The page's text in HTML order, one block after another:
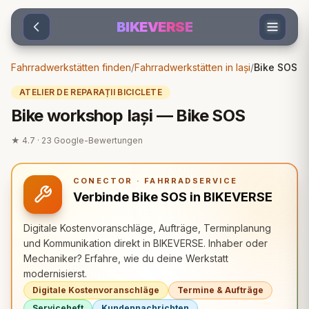
Sari la conținut
BIKEVERSE
Fahrradwerkstätten finden/Fahrradwerkstätten in Iași/Bike SOS
ATELIER DE REPARAȚII BICICLETE
Bike workshop Iași — Bike SOS
★ 4.7 · 23 Google-Bewertungen
CONECTOR · FAHRRADSERVICE
Verbinde Bike SOS in BIKEVERSE
Digitale Kostenvoranschläge, Aufträge, Terminplanung
und Kommunikation direkt in BIKEVERSE. Inhaber oder
Mechaniker? Erfahre, wie du deine Werkstatt
modernisierst.
Digitale Kostenvoranschläge
Termine & Aufträge